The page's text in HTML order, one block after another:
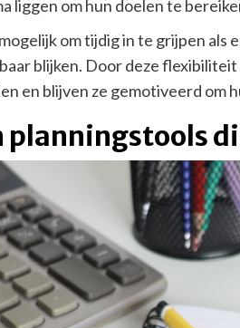
liggen om hun doelen te
om tijdig in te grijpen als
blijken. Door deze
en blijven ze gemotiveerd om
planningstools